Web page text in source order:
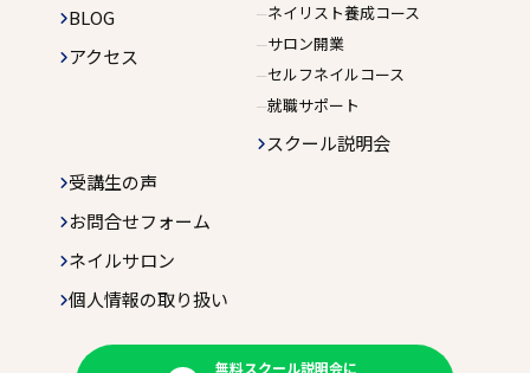
BLOG
アクセス
ネイリスト養成コース
サロン開業
セルフネイルコース
就職サポート
スクール説明会
受講生の声
お問合せフォーム
ネイルサロン
個人情報の取り扱い
無料スクール説明会に